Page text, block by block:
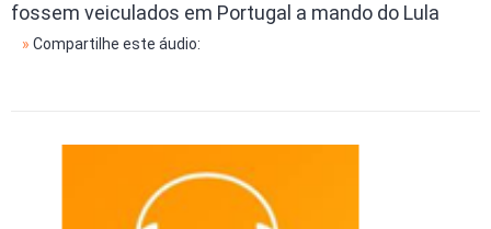
fossem veiculados em Portugal a mando do Lula
» Compartilhe este áudio: